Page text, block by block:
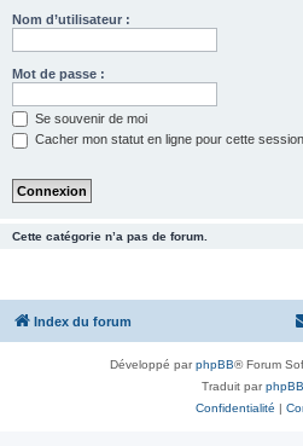
Nom d’utilisateur :
Mot de passe :
Se souvenir de moi
Cacher mon statut en ligne pour cette session
Cette catégorie n’a pas de forum.
Index du forum
Développé parphpBB® Forum
Traduit par
Confidentialité |